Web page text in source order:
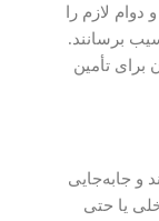
لازم را
برسانند.
برای تأمین
و جابه‌جایی
یا حتی